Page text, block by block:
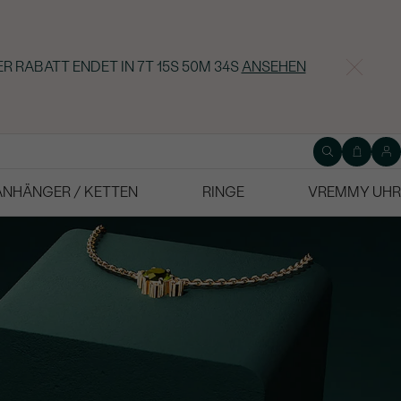
RABATT ENDET IN 7T 15S 50M 33SANSEHEN
/ KETTEN RINGE VREMMY UHR